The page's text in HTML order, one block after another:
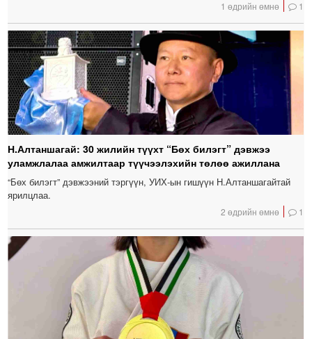
1 өдрийн өмнө 1
Н.Алтаншагай: 30 жилийн түүхт “Бөх билэгт” дэвжээ
уламжлалаа амжилтаар түүчээлэхийн төлөө ажиллана
“Бөх билэгт” дэвжээний тэргүүн, УИХ-ын гишүүн Н.Алтаншагайтай
ярилцлаа.
2 өдрийн өмнө 1